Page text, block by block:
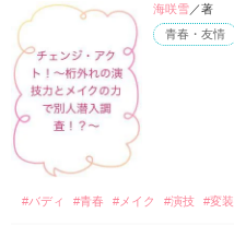
青春・友情
海咲雪／著
#バディ #青春 #メイク #演技 #変装